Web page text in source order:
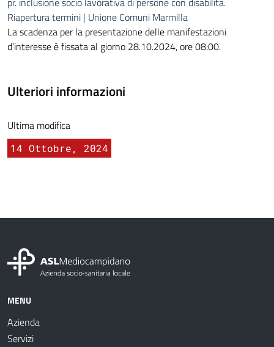
Riapertura termini | Unione Comuni Marmilla
La scadenza per la presentazione delle manifestazioni
d’interesse è fissata al giorno 28.10.2024, ore 08:00.
Ulteriori informazioni
Ultima modifica
14 Ottobre, 2024
MENU
Azienda
Servizi